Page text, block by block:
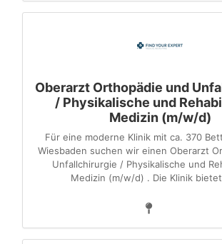
Oberarzt Orthopädie und
/ Physikalische und
Medizin (m/w/d)
Für eine moderne Klinik mit ca. 370
Wiesbaden suchen wir einen Oberarzt
Unfallchirurgie / Physikalische und
Medizin (m/w/d) . Die Klinik